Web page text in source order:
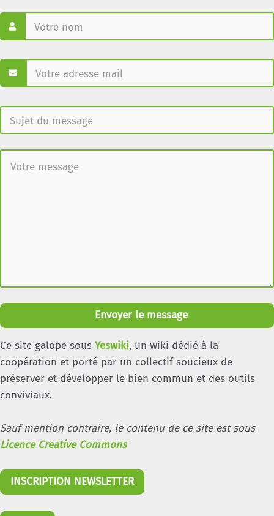
Envoyer le message
Ce site galope sous Yeswiki, un wiki dédié à la
coopération et porté par un collectif soucieux de
préserver et développer le bien commun et des outils
conviviaux.
Sauf mention contraire, le contenu de ce site est sous
Licence Creative Commons
INSCRIPTION NEWSLETTER